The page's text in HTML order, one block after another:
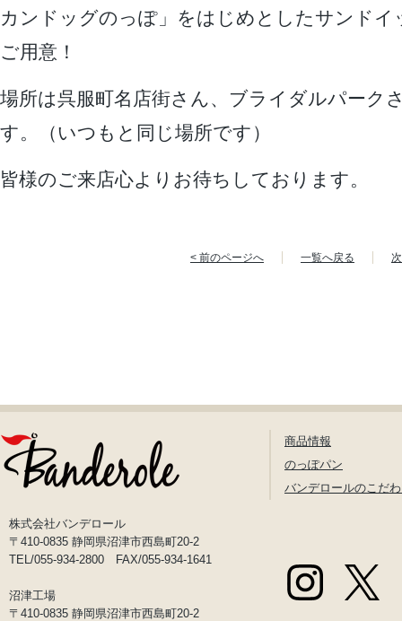
カンドッグのっぽ」をはじめとしたサンドイ
ご用意！
場所は呉服町名店街さん、ブライダルパーク
す。（いつもと同じ場所です）
皆様のご来店心よりお待ちしております。
< 前のページへ 一覧へ戻る
株式会社バンデロール
〒410-0835 静岡県沼津市西島町20-2
TEL/055-934-2800 FAX/055-934-1641
沼津工場
〒410-0835 静岡県沼津市西島町20-2
商品情報
のっぽパン
バンデロールのこだ